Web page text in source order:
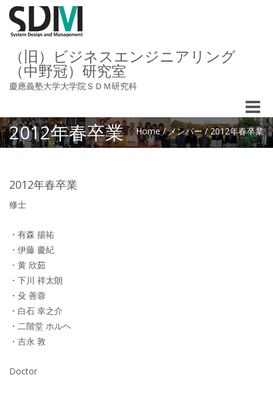
（旧）ビジネスエンジニアリング
（中野冠）研究室
慶應義塾大学大学院ＳＤＭ研究科
Toggle
2012年春卒業 Home / メンバー / 2012年春卒業
2012年春卒業
修士
・有森 揚祐
・伊藤 慶紀
・黄 欣茹
・下川 祥太朗
・殳 善蓉
・白石 幸之介
・二階堂 ホルヘ
・吉永 敦
Doctor